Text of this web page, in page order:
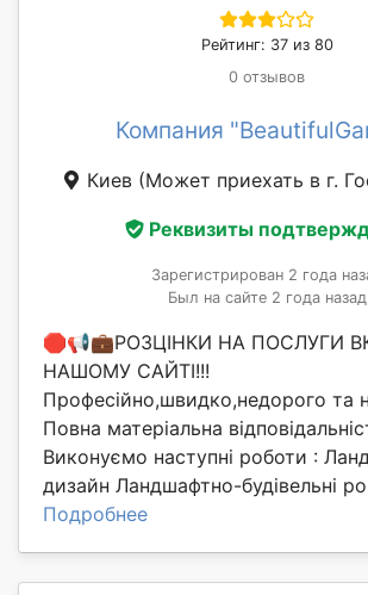
Рейтинг: 37 из 80
0 отзывов
Компания
Киев (Может приехать в г.
Реквизиты
Зарегистрирован 2 года
Был на сайте 2 года назад
🛑📢💼РОЗЦІНКИ НА ПОСЛУГИ
НАШОМУ САЙТІ!!!
Професійно,швидко,недорого та
Повна матеріальна
Виконуємо наступні роботи :
дизайн Ландшафтно-будівельні
Подробнее